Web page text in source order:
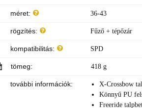
méret: 36-43
rögzítés: Fűző + tépőzár
kompatibilitás: SPD
tömeg: 418 g
további információk:
X-Crossbow
Könnyű PU
Freeride